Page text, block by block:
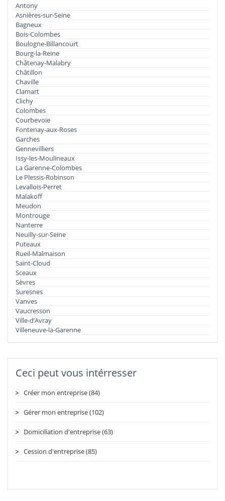
Antony
Asnières-sur-Seine
Bagneux
Bois-Colombes
Boulogne-Billancourt
Bourg-la-Reine
Châtenay-Malabry
Châtillon
Chaville
Clamart
Clichy
Colombes
Courbevoie
Fontenay-aux-Roses
Garches
Gennevilliers
Issy-les-Moulineaux
La Garenne-Colombes
Le Plessis-Robinson
Levallois-Perret
Malakoff
Meudon
Montrouge
Nanterre
Neuilly-sur-Seine
Puteaux
Rueil-Malmaison
Saint-Cloud
Sceaux
Sèvres
Suresnes
Vanves
Vaucresson
Ville-d’Avray
Villeneuve-la-Garenne
Ceci peut vous intérresser
Créer mon entreprise (84)
Gérer mon entreprise (102)
Domiciliation d'entreprise (63)
Cession d'entreprise (85)